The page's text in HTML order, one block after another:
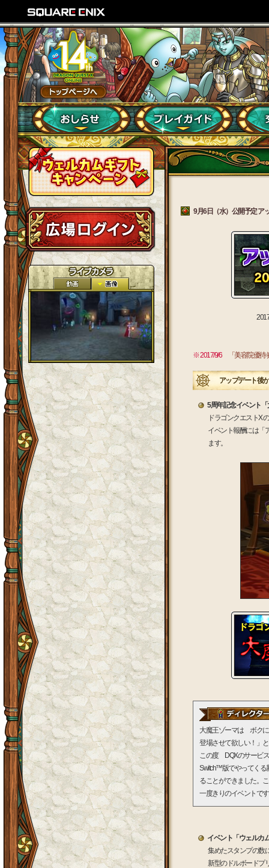
9月6日（水）公開予定 ア
※ 2017/9/6 「美容院優待
アップデート後
5周年記念イベント
ドラゴンクエストX
イベント報酬には「
ます。
大魔王ゾーマは ボク
登場させて欲しい！」
この度 DQXのサービ
Switch™版でやってく
ることができました。
一度きりのイベントで
イベント「ウェルカ
集めたスタンプの数
新型のドルボードプ